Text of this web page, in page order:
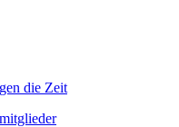
die Zeit